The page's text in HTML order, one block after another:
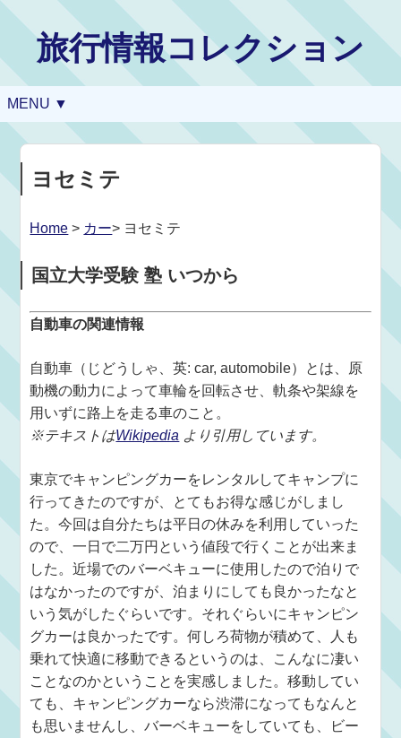
旅行情報コレクション
MENU ▼
ヨセミテ
Home > カー> ヨセミテ
国立大学受験 塾 いつから
自動車の関連情報
自動車（じどうしゃ、英: car, automobile）とは、原
動機の動力によって車輪を回転させ、軌条や架線を
用いずに路上を走る車のこと。
※テキストはWikipedia より引用しています。
東京でキャンピングカーをレンタルしてキャンプに
行ってきたのですが、とてもお得な感じがしまし
た。今回は自分たちは平日の休みを利用していった
ので、一日で二万円という値段で行くことが出来ま
した。近場でのバーベキューに使用したので泊りで
はなかったのですが、泊まりにしても良かったなと
いう気がしたぐらいです。それぐらいにキャンピン
グカーは良かったです。何しろ荷物が積めて、人も
乗れて快適に移動できるというのは、こんなに凄い
ことなのかということを実感しました。移動してい
ても、キャンピングカーなら渋滞になってもなんと
も思いませんし、バーベキューをしていても、ビー